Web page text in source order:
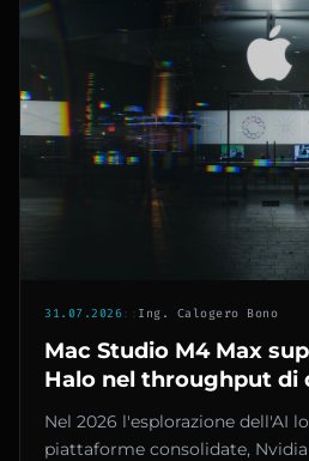
31.07.2026:: Ing. Calogero Bono
Mac Studio M4 Max
Halo nel throughput di
Nel 2026 l'esplorazione dell'AI
piattaforme consolidate, Nvidia